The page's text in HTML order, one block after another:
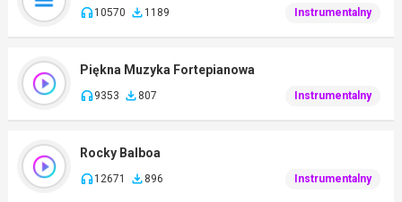
10570 1189 Instrumentalny
Piękna Muzyka Fortepianowa
9353 807 Instrumentalny
Rocky Balboa
12671 896 Instrumentalny